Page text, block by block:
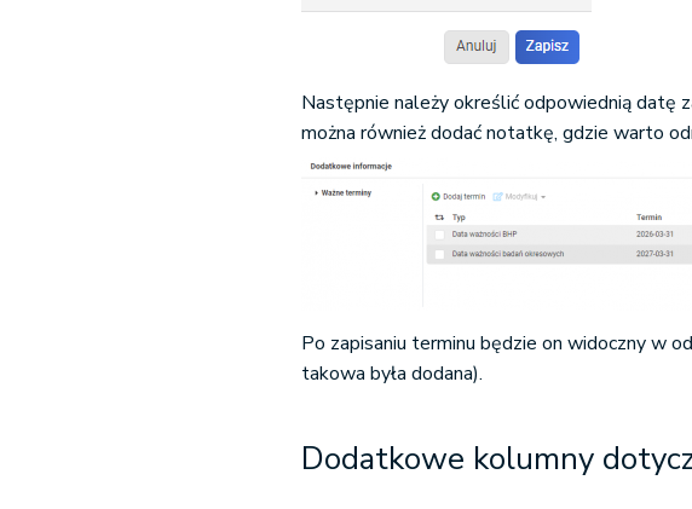
Następnie należy określić odpowiednią datę
można również dodać notatkę, gdzie warto
Po zapisaniu terminu będzie on widoczny w
takowa była dodana).
Dodatkowe kolumny